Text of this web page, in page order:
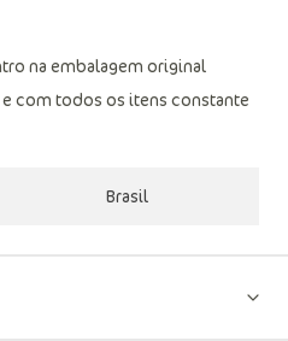
na embalagem original
com todos os itens constante
Brasil